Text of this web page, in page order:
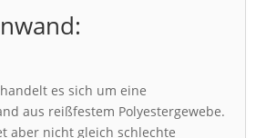
es sich um eine
aus reißfestem Polyestergewebe.
aber nicht gleich schlechte